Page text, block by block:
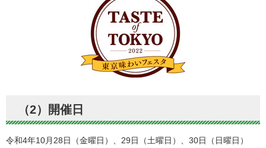
（2）開催日
令和4年10月28日（金曜日）、29日（土曜日）、30日（日曜日）